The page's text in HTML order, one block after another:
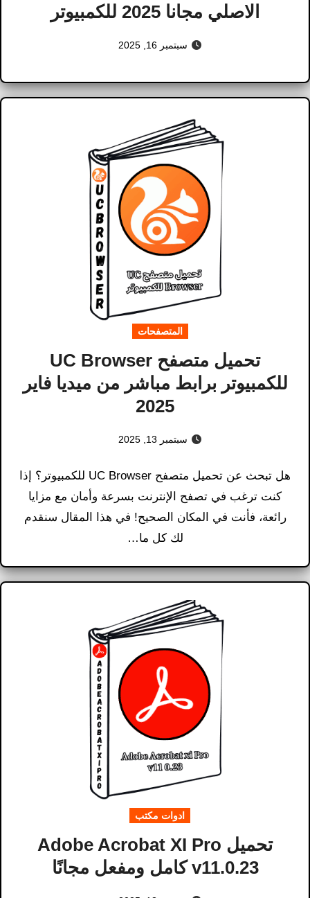
الاصلي مجانا 2025 للكمبيوتر
سبتمبر 16, 2025
المتصفحات
تحميل متصفح UC Browser
للكمبيوتر برابط مباشر من ميديا ​​فاير
2025
سبتمبر 13, 2025
هل تبحث عن تحميل متصفح UC Browser للكمبيوتر؟ إذا
كنت ترغب في تصفح الإنترنت بسرعة وأمان مع مزايا
رائعة، فأنت في المكان الصحيح! في هذا المقال سنقدم
لك كل ما…
ادوات مكتب
تحميل Adobe Acrobat XI Pro
v11.0.23 كامل ومفعل مجانًا